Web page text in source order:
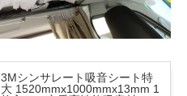
3Mシンサレート吸音シート特
大 1520mmx1000mmx13mm 1